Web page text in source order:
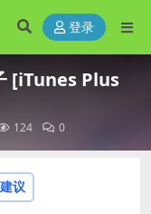
登录
[iTunes Plus
124 0
议